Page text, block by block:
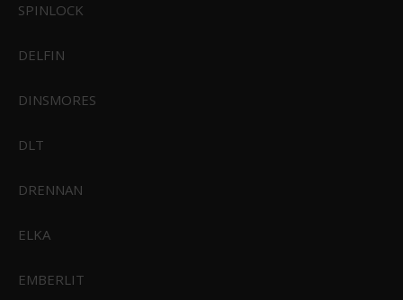
SPINLOCK
DELFIN
DINSMORES
DLT
DRENNAN
ELKA
EMBERLIT